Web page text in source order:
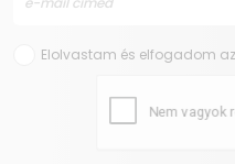
Elolvastam és elfogadom az